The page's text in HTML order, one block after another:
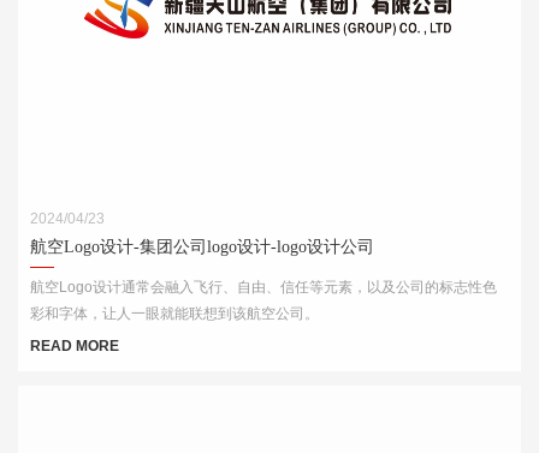
2024/04/23
航空Logo设计-集团公司logo设计-logo设计公司
航空Logo设计通常会融入飞行、自由、信任等元素，以及公司的标志性色
彩和字体，让人一眼就能联想到该航空公司。
READ MORE